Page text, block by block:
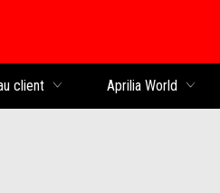
client Aprilia World